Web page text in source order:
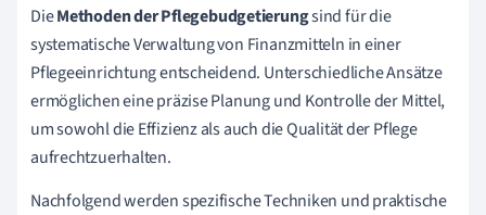
DieMethoden der Pflegebudgetierungsind für die
systematische Verwaltung von Finanzmitteln in einer
Pflegeeinrichtung entscheidend. Unterschiedliche Ansätze
ermöglichen eine präzise Planung und Kontrolle der Mittel,
um sowohl die Effizienz als auch die Qualität der Pflege
aufrechtzuerhalten.
Nachfolgend werden spezifische Techniken und praktische